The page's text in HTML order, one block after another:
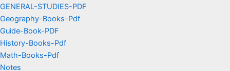
GENERAL-STUDIES-PDF
Geography-Books-Pdf
Guide-Book-PDF
History-Books-Pdf
Math-Books-Pdf
Notes